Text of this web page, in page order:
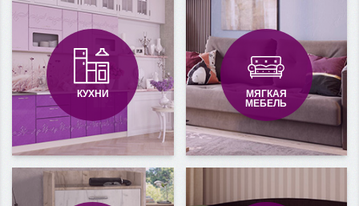
КУХНИ
МЯГКАЯ
МЕБЕЛЬ